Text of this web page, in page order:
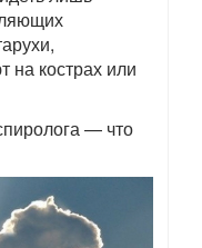
на кострах или
— что